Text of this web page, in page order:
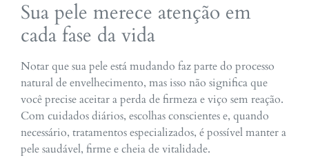
Sua pele merece atenção em
cada fase da vida
Notar que sua pele está mudando faz parte do processo
natural de envelhecimento, mas isso não significa que
você precise aceitar a perda de firmeza e viço sem reação.
Com cuidados diários, escolhas conscientes e, quando
necessário, tratamentos especializados, é possível manter a
pele saudável, firme e cheia de vitalidade.